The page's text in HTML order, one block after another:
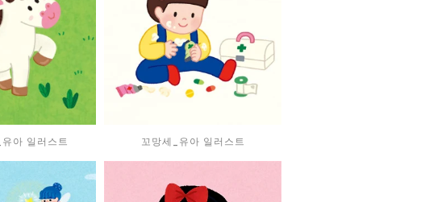
아 일러스트 꼬망세_유아 일러스트